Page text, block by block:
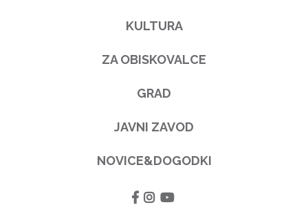
KULTURA
ZA OBISKOVALCE
GRAD
JAVNI ZAVOD
NOVICE&DOGODKI